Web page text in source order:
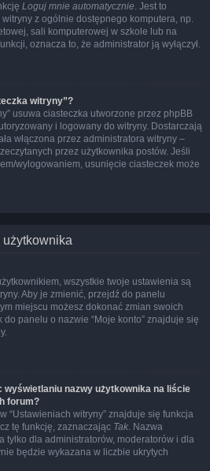
Loguj mnie automatycznie. Jest to
z ogólnie dostępnego komputera, np.
sali komputerowej w szkole lub na
oznacza to, że administrator ją wyłączył.
witryny”?
usuwa ciasteczka utworzone przez phpBB
i logowany do witryny. Dostarczają
włączona przez administratora witryny –
przez użytkownika postów. Jeśli
wylogowaniem, usunięcie ciasteczek może
wszystkie twoje ustawienia są
Aby je zmienić, przejdź do panelu
miejscu możesz dokonać zmian swoich
panelu o nazwie “Moje konto” znajduje się
wyświetlaniu nazwy użytkownika na liście
forum?
“Ustawieniach witryny” znajduje się funkcja
tę funkcję, zaznaczając Tak. Nazwa
tylko dla administratorów, moderatorów i dla
będzie wykazana w liczbie ukrytych